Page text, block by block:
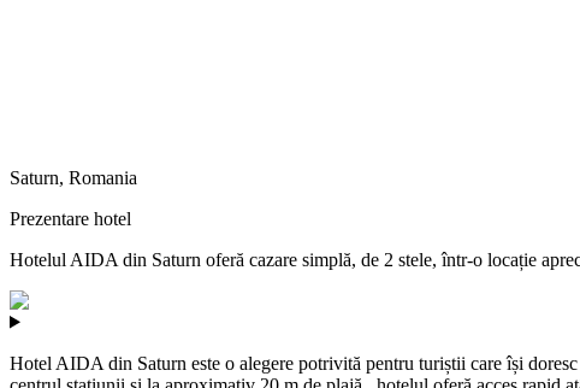
Saturn, Romania
Prezentare hotel
Hotelul AIDA din Saturn oferă cazare simplă, de 2 stele, într-o locație
Hotel AIDA din Saturn este o alegere potrivită pentru turiștii care își